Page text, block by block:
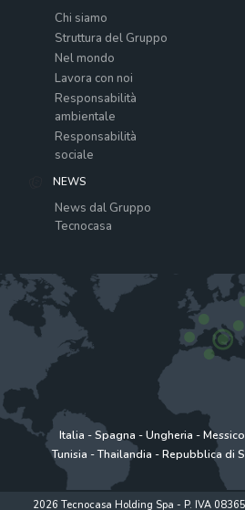
Chi siamo
Struttura del Gruppo
Nel mondo
Lavora con noi
Responsabilità
ambientale
Responsabilità
sociale
NEWS
News dal Gruppo
Tecnocasa
Italia -Spagna -Ungheria -Messico
Tunisia -Thailandia -Repubblica di
2026 Tecnocasa Holding Spa - P. IVA